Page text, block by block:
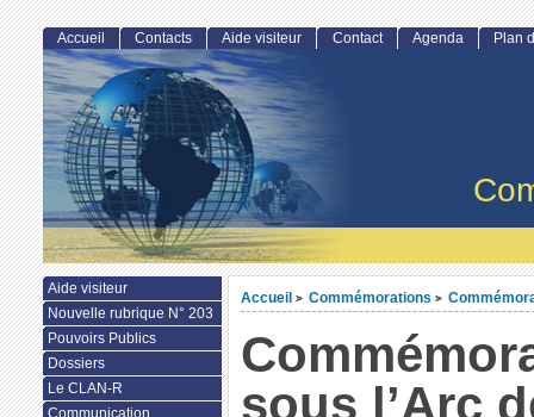
Accueil > Commémorations >
sous l’Arc
Accueil Contacts Aide visiteur Contact Agenda Plan
Aide visiteur
Nouvelle rubrique N° 203
Pouvoirs Publics
Dossiers
Le CLAN-R